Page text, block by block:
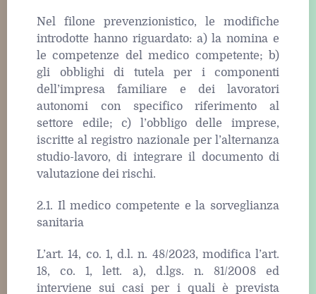
Nel filone prevenzionistico, le modifiche
introdotte hanno riguardato: a) la nomina e
le competenze del medico competente; b)
gli obblighi di tutela per i componenti
dell’impresa familiare e dei lavoratori
autonomi con specifico riferimento al
settore edile; c) l’obbligo delle imprese,
iscritte al registro nazionale per l’alternanza
studio-lavoro, di integrare il documento di
valutazione dei rischi.
2.1. Il medico competente e la sorveglianza
sanitaria
L’art. 14, co. 1, d.l. n. 48/2023, modifica l’art.
18, co. 1, lett. a), d.lgs. n. 81/2008 ed
interviene sui casi per i quali è prevista